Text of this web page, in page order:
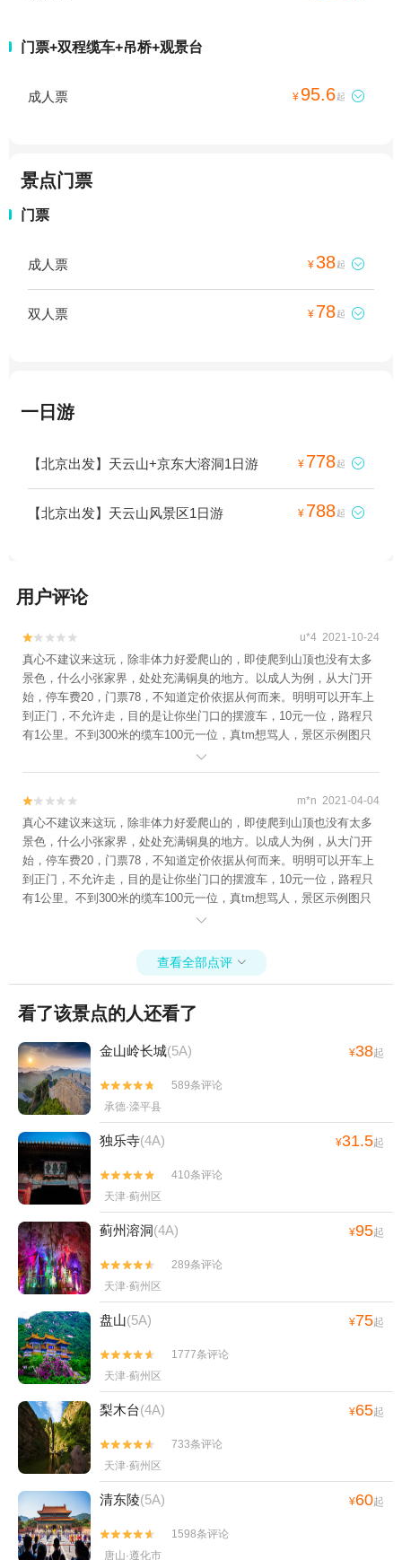
门票+双程缆车+吊桥+观景台
成人票 ¥ 95.6起 
景点门票
门票
成人票 ¥38起 
双人票 ¥ 78起 
一日游
【北京出发】天云山+京东大溶洞1日游 ¥ 778起 
【北京出发】天云山风景区1日游 ¥ 788起 
用户评论

 u*4 2021-10-24
真心不建议来这玩，除非体力好爱爬山的，即使爬到山顶也没有太多
景色，什么小张家界，处处充满铜臭的地方。以成人为例，从大门开
始，停车费20，门票78，不知道定价依据从何而来。明明可以开车上
到正门，不允许走，目的是让你坐门口的摆渡车，10元一位，路程只
有1公里。不到300米的缆车100元一位，真tm想骂人，景区示例图只
标位置没有距离.....，所有的一切都是为山顶的玻璃桥和栈道铺垫，桥
和栈道分别收费30一位，垃圾景点，早日关闭吧 同意上述


 m*n 2021-04-04
真心不建议来这玩，除非体力好爱爬山的，即使爬到山顶也没有太多
景色，什么小张家界，处处充满铜臭的地方。以成人为例，从大门开
始，停车费20，门票78，不知道定价依据从何而来。明明可以开车上
到正门，不允许走，目的是让你坐门口的摆渡车，10元一位，路程只
有1公里。不到300米的缆车100元一位，真tm想骂人，景区示例图只
标位置没有距离.....，所有的一切都是为山顶的玻璃桥和栈道铺垫，桥

查看全部点评 
看了该景点的人还看了
金山岭长城(5A) ¥38起


589条评论
承德·滦平县
独乐寺(4A) ¥31.5起


410条评论
天津·蓟州区
蓟州溶洞(4A) ¥95起


289条评论
天津·蓟州区
盘山(5A) ¥75起


1777条评论
天津·蓟州区
梨木台(4A) ¥65起


733条评论
天津·蓟州区
清东陵(5A) ¥60起


1598条评论
唐山·遵化市